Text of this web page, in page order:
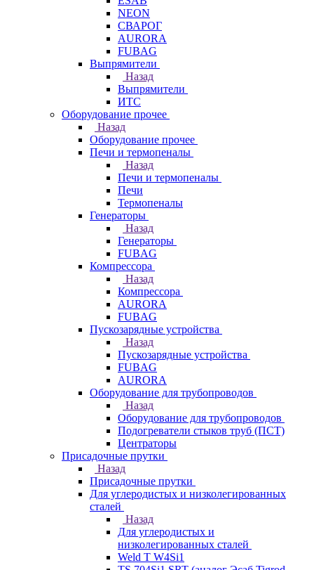
NEON
СВАРОГ
AURORA
FUBAG
Выпрямители
Назад
Выпрямители
ИТС
Оборудование прочее
Назад
Оборудование прочее
Печи и термопеналы
Назад
Печи и термопеналы
Печи
Термопеналы
Генераторы
Назад
Генераторы
FUBAG
Компрессора
Назад
Компрессора
AURORA
FUBAG
Пускозарядные устройства
Назад
Пускозарядные устройства
FUBAG
AURORA
Оборудование для трубопроводов
Назад
Оборудование для трубопроводов
Подогреватели стыков труб (ПСТ)
Центраторы
Присадочные прутки
Назад
Присадочные прутки
Для углеродистых и низколегированных
сталей
Назад
Для углеродистых и
низколегированных сталей
Weld T W4Si1